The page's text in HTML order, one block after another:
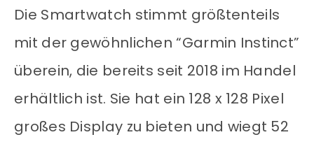
Die Smartwatch stimmt größtenteils
mit der gewöhnlichen “Garmin Instinct”
überein, die bereits seit 2018 im Handel
erhältlich ist. Sie hat ein 128 x 128 Pixel
großes Display zu bieten und wiegt 52